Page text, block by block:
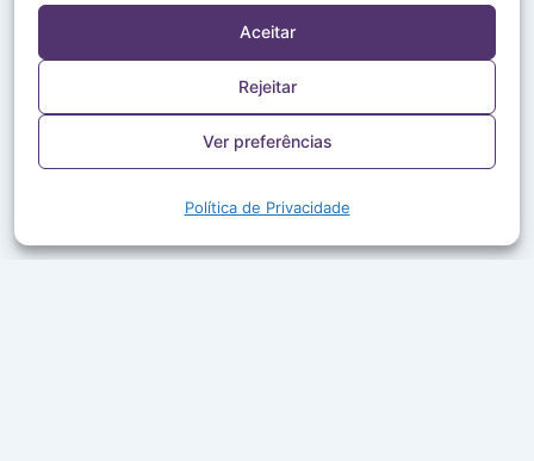
Aceitar
Rejeitar
Ver preferências
Política de Privacidade